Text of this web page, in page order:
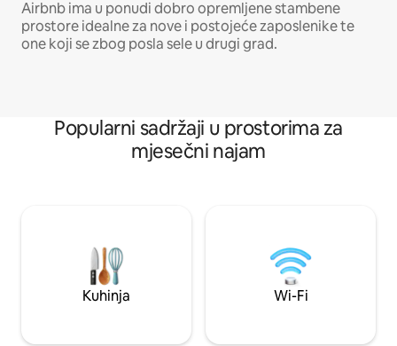
Airbnb ima u ponudi dobro opremljene stambene
prostore idealne za nove i postojeće zaposlenike te
one koji se zbog posla sele u drugi grad.
Popularni sadržaji u prostorima za
mjesečni najam
Kuhinja Wi-Fi